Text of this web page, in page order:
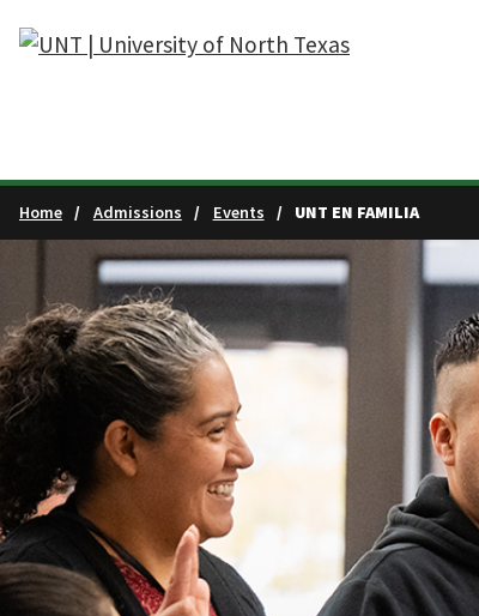
Skip to main content
Home Admissions Events UNT EN FAMILIA